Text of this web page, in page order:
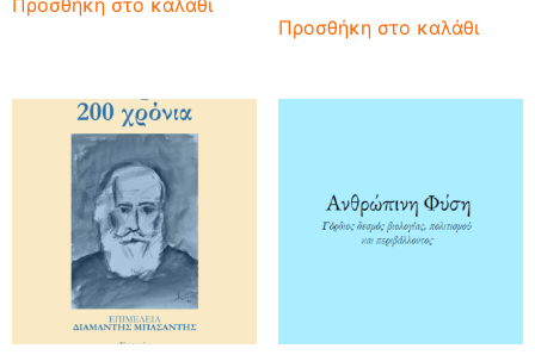
Προσθήκη στο καλάθι
Προσθήκη στο καλάθι